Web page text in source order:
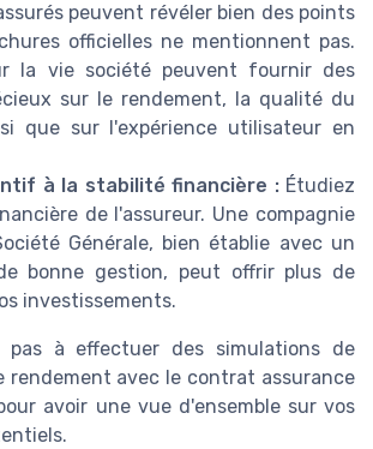
peuvent révéler bien des points
officielles ne mentionnent pas.
la vie société peuvent fournir des
sur le rendement, la qualité du
que sur l'expérience utilisateur en
à la stabilité financière :Étudiez
de l'assureur. Une compagnie
Générale, bien établie avec un
bonne gestion, peut offrir plus de
investissements.
pas à effectuer des simulations de
rendement avec le contrat assurance
avoir une vue d'ensemble sur vos